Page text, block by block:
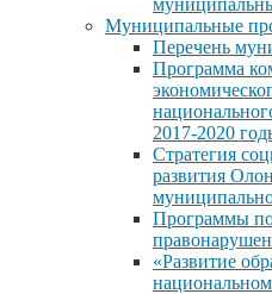
Муниципальные
Перечень
Программа
2017-2020
Стратегия
развития
Программы
«Развитие